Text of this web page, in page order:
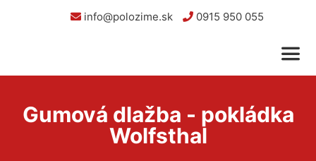
info@polozime.sk 0915 950 055
Gumová dlažba - pokládka
Wolfsthal